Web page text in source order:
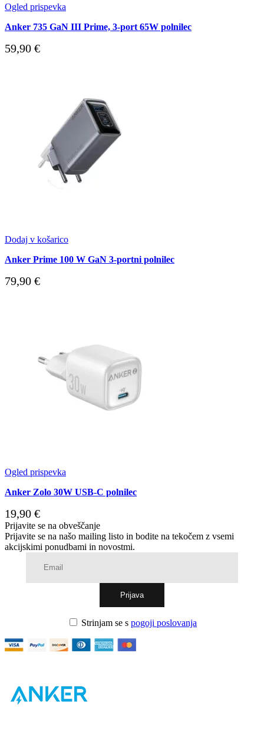
Ogled prispevka
Anker 735 GaN III Prime, 3-port 65W polnilec
59,90 €
Dodaj v košarico
Anker Prime 100 W GaN 3-portni polnilec
79,90 €
Ogled prispevka
Anker Zolo 30W USB-C polnilec
19,90 €
Prijavite se na obveščanje
Prijavite se na našo mailing listo in bodite na tekočem z vsemi
akcijskimi ponudbami in novostmi.
Strinjam se s pogoji poslovanja